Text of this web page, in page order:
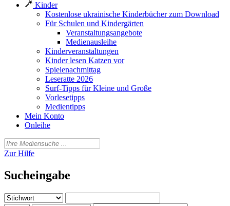
Kinder
Kostenlose ukrainische Kinderbücher zum Download
Für Schulen und Kindergärten
Veranstaltungsangebote
Medienausleihe
Kinderveranstaltungen
Kinder lesen Katzen vor
Spielenachmittag
Leseratte 2026
Surf-Tipps für Kleine und Große
Vorlesetipps
Medientipps
Mein Konto
Onleihe
Zur Hilfe
Sucheingabe